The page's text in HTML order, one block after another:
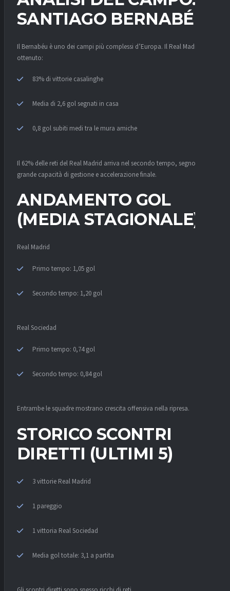
SANTIAGO BERNABÉU
Il Bernabéu è uno dei campi più complessi d’Europa. Il Real Madrid ha
ottenuto:
83% di vittorie casalinghe
Media di 2,6 gol segnati in casa
0,8 gol subiti medi tra le mura amiche
Il 62% delle reti del Real Madrid arriva nel secondo tempo, segno di
grande capacità di gestione e accelerazione finale.
ANDAMENTO GOL
(MEDIA STAGIONALE)
Real Madrid
Primo tempo: 1,05 gol
Secondo tempo: 1,20 gol
Real Sociedad
Primo tempo: 0,74 gol
Secondo tempo: 0,84 gol
Entrambe le squadre mostrano crescita offensiva nella ripresa.
STORICO SCONTRI
DIRETTI (ULTIMI 5)
3 vittorie Real Madrid
1 pareggio
1 vittoria Real Sociedad
Media gol totale: 3,1 a partita